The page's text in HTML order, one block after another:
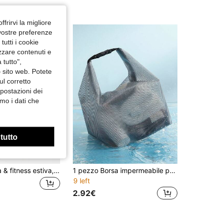
Borsa sportiva & fitness estiva, unisex, con scomparto per scarpe, adatta per scuola, viaggi del fine settimana, pernottamenti, yoga, viaggi in spiaggia
1 pezzo Borsa impermeabile per costume da bagno e asciugamano, borsa in tessuto Oxford con scomparto asciutto e bagnato con cerniera, adatta per viaggi, palestra, spiaggia
9 left
2.92€
la migliore
preferenze
i cookie
contenuti e
tutto",
web. Potete
corretto
dei
i dati che